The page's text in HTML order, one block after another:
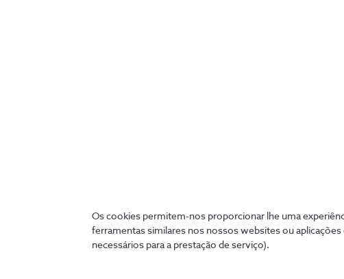
Os cookies permitem-nos proporcionar lhe uma
ferramentas similares nos nossos websites ou
necessários para a prestação de serviço).
emitidos pelo seu Alarme Inteligente,
garantindo resposta rápida em caso de
potencial intrusão.